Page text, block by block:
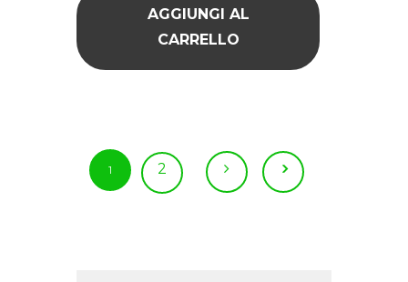
AGGIUNGI AL
CARRELLO
1 2